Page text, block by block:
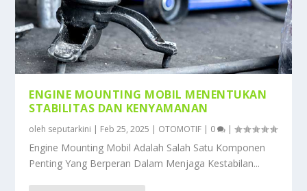
ENGINE MOUNTING MOBIL MENENTUKAN
STABILITAS DAN KENYAMANAN
oleh seputarkini | Feb 25, 2025 | OTOMOTIF | 0 |
Engine Mounting Mobil Adalah Salah Satu Komponen
Penting Yang Berperan Dalam Menjaga Kestabilan...